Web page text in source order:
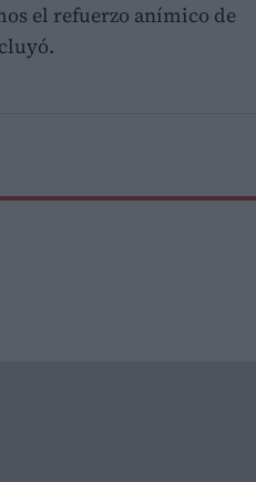
el refuerzo anímico de